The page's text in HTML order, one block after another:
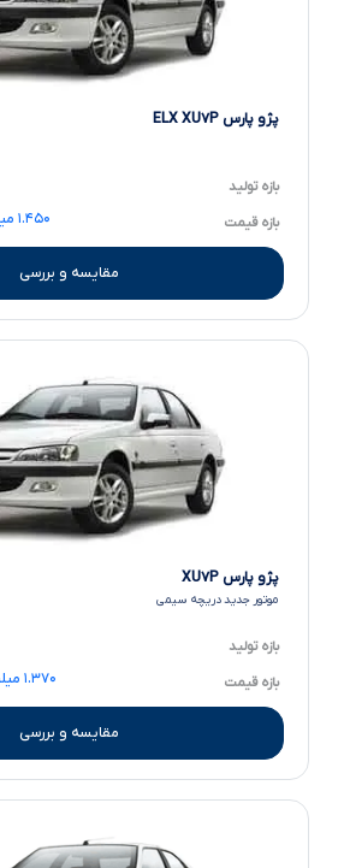
پژو پارس ELX XU۷P
بازه تولید
بازه قیمت ۱.۴۵۰ میلیارد تا ۱.۷۱۰ میلیارد تومانءءء
مقایسه و بررسی
پژو پارس XU۷P
موتور جدید دریچه سیمی
بازه تولید
بازه قیمت ۱.۳۷۰ میلیارد تا ۱.۷۳۰ میلیارد تومانءءء
مقایسه و بررسی